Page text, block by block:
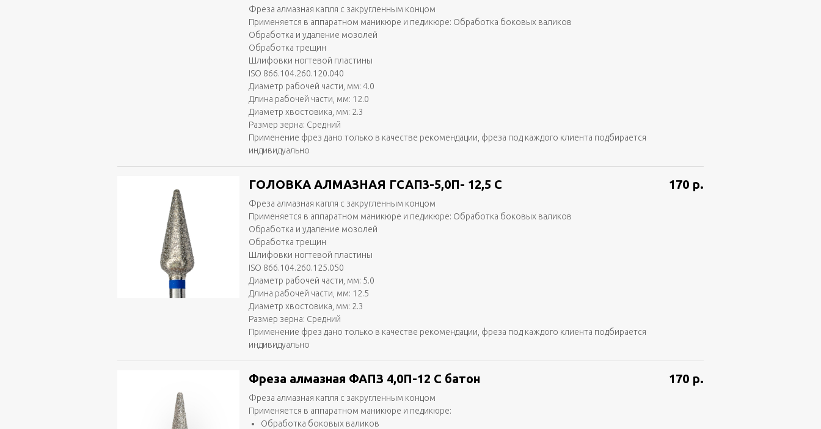
Фреза алмазная капля с закругленным концом
Применяется в аппаратном маникюре и педикюре: Обработка боковых валиков
Обработка и удаление мозолей
Обработка трещин
Шлифовки ногтевой пластины
ISO 866.104.260.120.040
Диаметр рабочей части, мм: 4.0
Длина рабочей части, мм: 12.0
Диаметр хвостовика, мм: 2.3
Размер зерна: Средний
Применение фрез дано только в качестве рекомендации, фреза под каждого клиента подбирается
индивидуально
ГОЛОВКА АЛМАЗНАЯ ГСАП3-5,0П- 12,5 С
Фреза алмазная капля с закругленным концом
Применяется в аппаратном маникюре и педикюре: Обработка боковых валиков
Обработка и удаление мозолей
Обработка трещин
Шлифовки ногтевой пластины
ISO 866.104.260.125.050
Диаметр рабочей части, мм: 5.0
Длина рабочей части, мм: 12.5
Диаметр хвостовика, мм: 2.3
Размер зерна: Средний
Применение фрез дано только в качестве рекомендации, фреза под каждого клиента подбирается
индивидуально
170 р.
Фреза алмазная ФАПЗ 4,0П-12 С батон
Фреза алмазная капля с закругленным концом
Применяется в аппаратном маникюре и педикюре:
Обработка боковых валиков
170 р.